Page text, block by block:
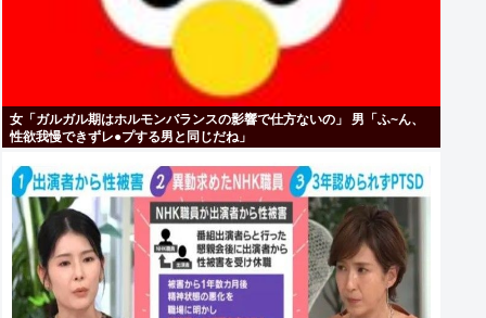
女「ガルガル期はホルモンバランスの影響で仕方ないの」 男「ふ~ん、
性欲我慢できずレ●プする男と同じだね」